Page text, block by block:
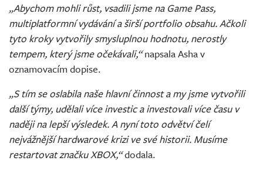
„Abychom mohli růst, vsadili jsme na Game Pass,
multiplatformní vydávání a širší portfolio obsahu. Ačkoli
tyto kroky vytvořily smysluplnou hodnotu, nerostly
tempem, který jsme očekávali,“napsala Asha v
oznamovacím dopise.
„S tím se oslabila naše hlavní činnost a my jsme vytvořili
další týmy, udělali více investic a investovali více času v
naději na lepší výsledek. A nyní toto odvětví čelí
nejvážnější hardwarové krizi ve své historii. Musíme
restartovat značku XBOX,“dodala.